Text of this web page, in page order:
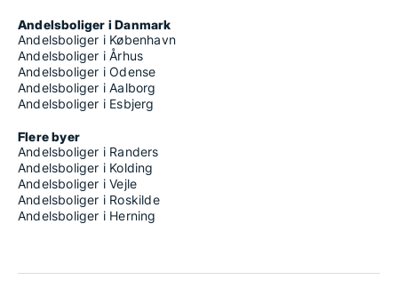
Andelsboliger i Danmark
Andelsboliger i København
Andelsboliger i Århus
Andelsboliger i Odense
Andelsboliger i Aalborg
Andelsboliger i Esbjerg
Flere byer
Andelsboliger i Randers
Andelsboliger i Kolding
Andelsboliger i Vejle
Andelsboliger i Roskilde
Andelsboliger i Herning